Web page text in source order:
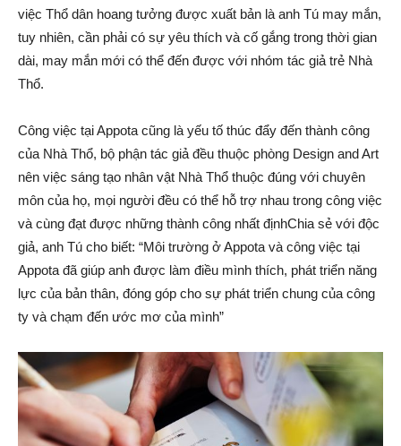
việc Thổ dân hoang tưởng được xuất bản là anh Tú may mắn,
tuy nhiên, cần phải có sự yêu thích và cố gắng trong thời gian
dài, may mắn mới có thể đến được với nhóm tác giả trẻ Nhà
Thổ.
Công việc tại Appota cũng là yếu tố thúc đẩy đến thành công
của Nhà Thổ, bộ phận tác giả đều thuộc phòng Design and Art
nên việc sáng tạo nhân vật Nhà Thổ thuộc đúng với chuyên
môn của họ, mọi người đều có thể hỗ trợ nhau trong công việc
và cùng đạt được những thành công nhất địnhChia sẻ với độc
giả, anh Tú cho biết: “Môi trường ở Appota và công việc tại
Appota đã giúp anh được làm điều mình thích, phát triển năng
lực của bản thân, đóng góp cho sự phát triển chung của công
ty và chạm đến ước mơ của mình”